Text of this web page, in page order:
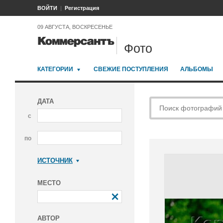
ВОЙТИ Регистрация
09 АВГУСТА, ВОСКРЕСЕНЬЕ
Фото
КАТЕГОРИИ СВЕЖИЕ ПОСТУПЛЕНИЯ АЛЬБОМЫ
ДАТА
с
по
ИСТОЧНИК
МЕСТО
АВТОР